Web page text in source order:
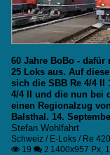
60 Jahre BoBo - dafür
25 Loks aus. Auf
sich die SBB Re 4/4 II
4/4 II und die nun bei
einen Regionalzug
Balsthal. 14.
Stefan Wohlfahrt
Schweiz / E-Loks / Re
 19  2 1400x957 Px,